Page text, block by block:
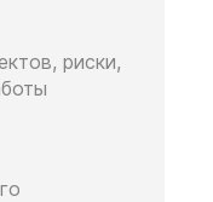
риски,